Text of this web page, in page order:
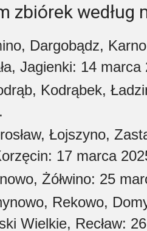
zbiórek
Dargobądz,
Jagienki: 14 marca
Kodrąbek,
Łojszyno,
17 marca
Żółwino: 25
Rekowo,
Wielkie, Recław: